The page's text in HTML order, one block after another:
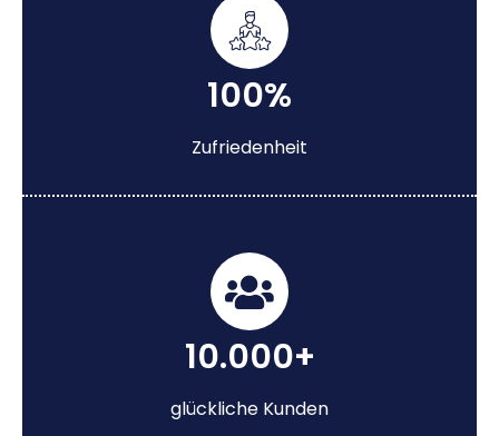
100%
Zufriedenheit
10.000+
glückliche Kunden